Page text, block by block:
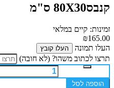
קנבס80X30 ס"מ
זמינות: קיים במלאי
₪165.00
העלו תמונה
העלו קובץ
תרצו לכתוב משהו? (לא חובה)
הוספה לסל